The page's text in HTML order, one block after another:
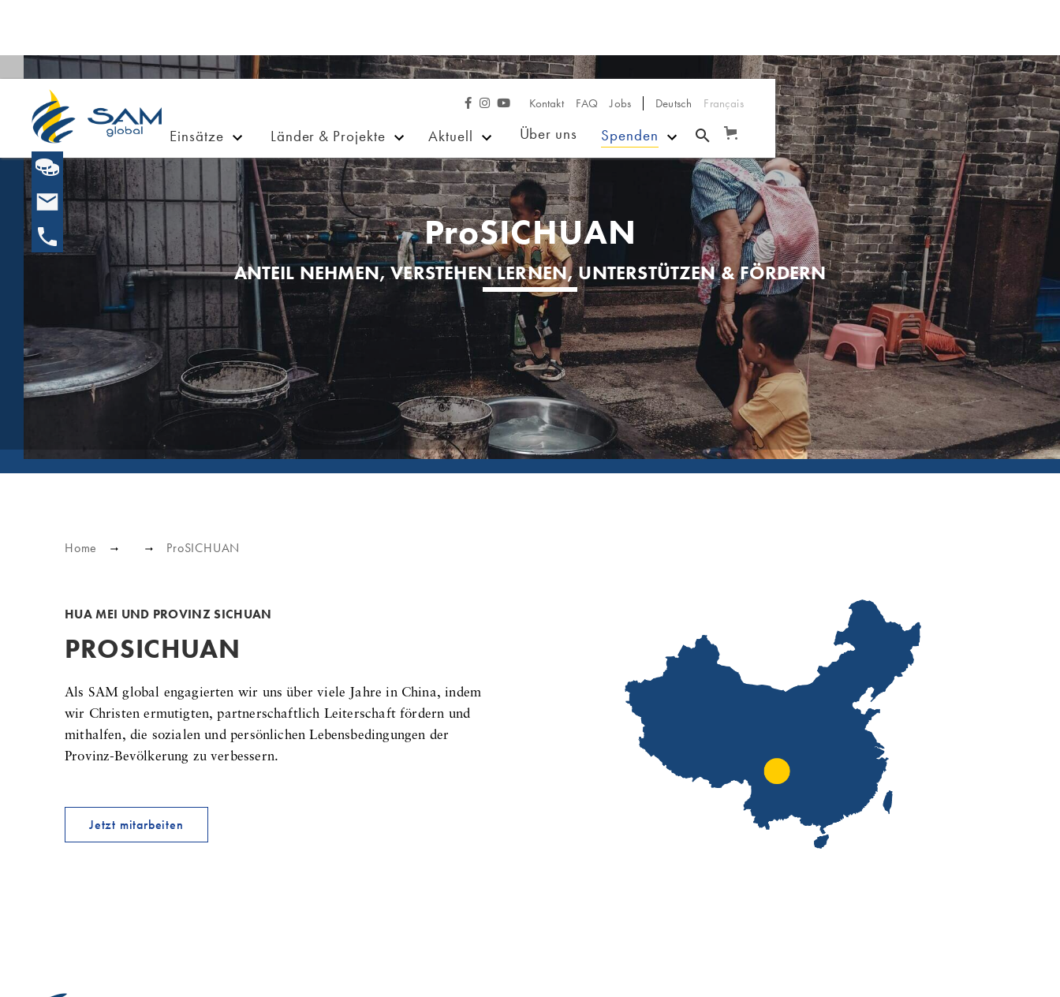
   Kontakt FAQ Jobs Deutsch Français
Einsätze Länder & Projekte Aktuell Über uns Spenden
ProSICHUAN
ANTEIL NEHMEN, VERSTEHEN LERNEN, UNTERSTÜTZEN & FÖRDERN
Home ProSICHUAN
HUA MEI UND PROVINZ SICHUAN
PROSICHUAN
Als SAM global engagierten wir uns über viele Jahre in China, indem
wir Christen ermutigten, partnerschaftlich Leiterschaft fördern und
mithalfen, die sozialen und persönlichen Lebensbedingungen der
Provinz-Bevölkerung zu verbessern.
Jetzt mitarbeiten